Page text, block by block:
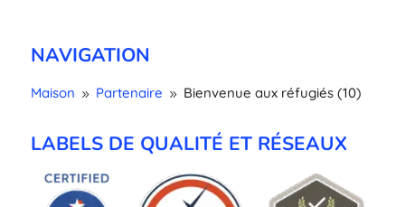
NAVIGATION
Maison 9 Partenaire 9 Bienvenue aux réfugiés (10)
LABELS DE QUALITÉ ET RÉSEAUX